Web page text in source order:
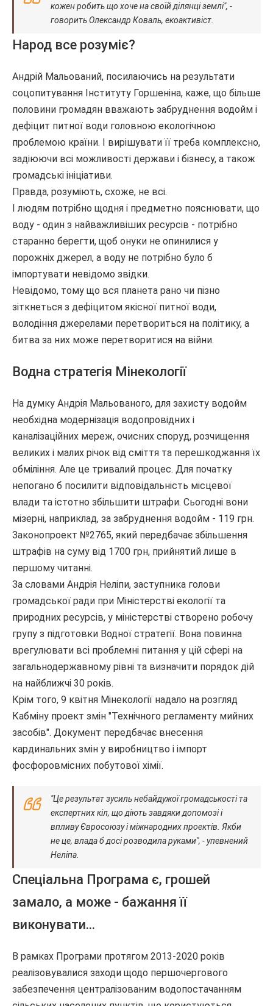
кожен робить що хоче на своїй ділянці землі", -
говорить Олександр Коваль, екоактивіст.
Народ все розуміє?
Андрій Мальований, посилаючись на результати
соцопитування Інституту Горшеніна, каже, що більше
половини громадян вважають забруднення водойм і
дефіцит питної води головною екологічною
проблемою країни. І вирішувати її треба комплексно,
задіюючи всі можливості держави і бізнесу, а також
громадські ініціативи.
Правда, розуміють, схоже, не всі.
І людям потрібно щодня і предметно пояснювати, що
воду - один з найважливіших ресурсів - потрібно
старанно берегти, щоб онуки не опинилися у
порожніх джерел, а воду не потрібно було б
імпортувати невідомо звідки.
Невідомо, тому що вся планета рано чи пізно
зіткнеться з дефіцитом якісної питної води,
володіння джерелами перетвориться на політику, а
битва за них може перетворитися на війни.
Водна стратегія Мінекології
На думку Андрія Мальованого, для захисту водойм
необхідна модернізація водопровідних і
каналізаційних мереж, очисних споруд, розчищення
великих і малих річок від сміття та перешкоджання їх
обміління. Але це тривалий процес. Для початку
непогано б посилити відповідальність місцевої
влади та істотно збільшити штрафи. Сьогодні вони
мізерні, наприклад, за забруднення водойм - 119 грн.
Законопроект №2765, який передбачає збільшення
штрафів на суму від 1700 грн, прийнятий лише в
першому читанні.
За словами Андрія Неліпи, заступника голови
громадської ради при Міністерстві екології та
природних ресурсів, у міністерстві створено робочу
групу з підготовки Водної стратегії. Вона повинна
врегулювати всі проблемні питання у цій сфері на
загальнодержавному рівні та визначити порядок дій
на найближчі 30 років.
Крім того, 9 квітня Мінекології надало на розгляд
Кабміну проект змін "Технічного регламенту мийних
засобів". Документ передбачає внесення
кардинальних змін у виробництво і імпорт
фосфоровмісних побутової хімії.
"Це результат зусиль небайдужої громадськості та
експертних кіл, що діють завдяки допомозі і
впливу Євросоюзу і міжнародних проектів. Якби
не це, влада б досі розводила руками", - упевнений
Неліпа.
Спеціальна Програма є, грошей
замало, а може - бажання її
виконувати...
В рамках Програми протягом 2013-2020 років
реалізовувалися заходи щодо першочергового
забезпечення централізованим водопостачанням